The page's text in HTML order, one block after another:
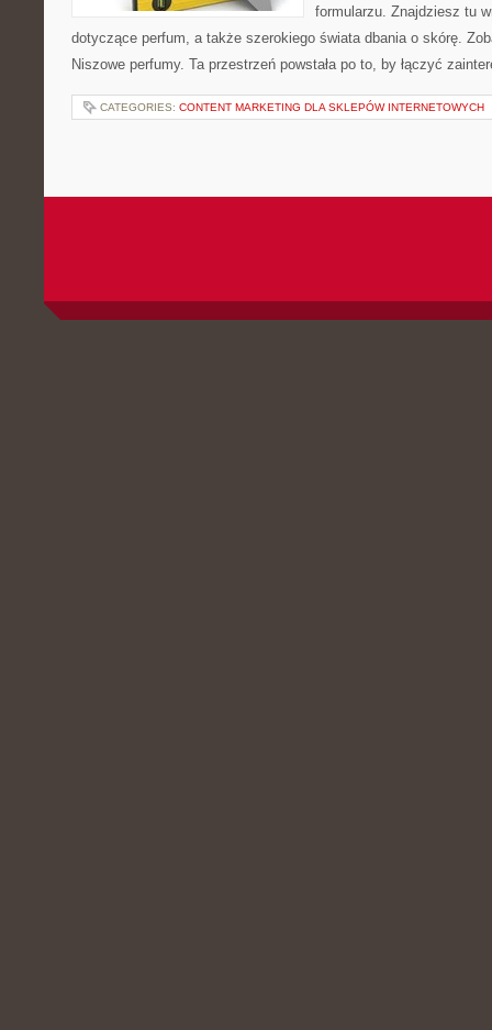
formularzu. Znajdziesz tu
dotyczące perfum, a także szerokiego świata dbania o skórę.
Niszowe perfumy. Ta przestrzeń powstała po to, by łączyć
CATEGORIES: CONTENT MARKETING DLA SKLEPÓW INTERNETOWYCH